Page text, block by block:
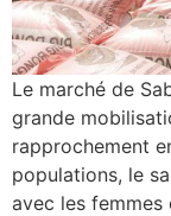
Le marché de
grande
rapprochement
populations, le
avec les femmes